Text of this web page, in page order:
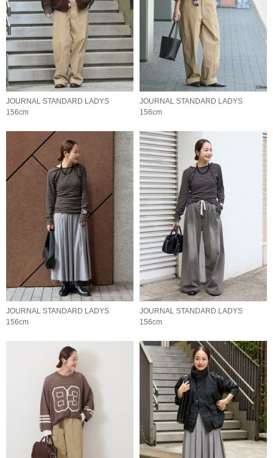
JOURNAL STANDARD LADYS
156cm
JOURNAL STANDARD LADYS
156cm
JOURNAL STANDARD LADYS
156cm
JOURNAL STANDARD LADYS
156cm